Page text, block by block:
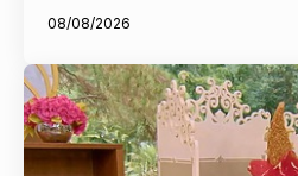
08/08/2026